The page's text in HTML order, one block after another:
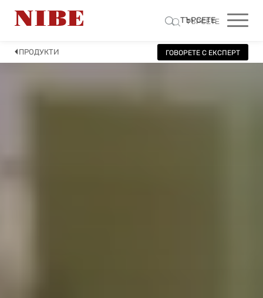
ТЪРСЕТЕ
ТЪРСЕТЕ
ПРОДУКТИ ГОВОРЕТЕ С ЕКСПЕРТ